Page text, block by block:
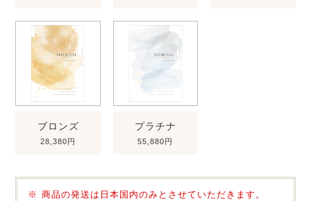
ブロンズ
28,380円
プラチナ
55,880円
商品の発送は日本国内のみとさせていただきます。